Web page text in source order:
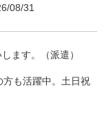
08/31
ます。（派遣）
も活躍中。土日祝
りのお仕事、対応